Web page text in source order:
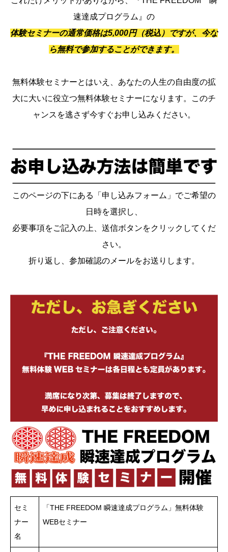
速達成プログラム』の
体験セミナーの通常価格は5,000円（税込）ですが、今な
ら無料で参加することができます。
無料体験セミナーとはいえ、あなたの人生の自由度の拡
大に大いに役立つ無料体験セミナーになります。このチ
ャンスを逃さず今すぐお申し込みください。
このページの下にある「申し込みフォーム」でご希望の
日時を選択し、
必要事項をご記入の上、送信ボタンをクリックしてくだ
さい。
折り返し、参加確認のメールをお送りします。
セミ
ナー
名
「THE FREEDOM 瞬速達成プログラム」無料体験
WEBセミナー